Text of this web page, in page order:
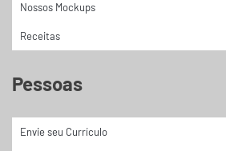
Nossos Mockups
Receitas
Pessoas
Envie seu Currículo